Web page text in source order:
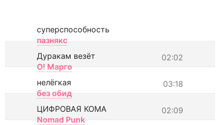
суперспособность
пазнякс
02:02
Дуракам везёт
О! Марго
03:18
нелёгкая
без обид
02:09
ЦИФРОВАЯ КОМА
Nomad Punk